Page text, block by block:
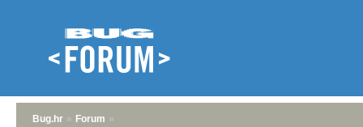
Bug.hr » Forum »